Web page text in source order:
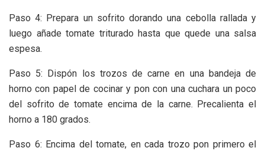
Paso 4: Prepara un sofrito dorando una cebolla rallada y
luego añade tomate triturado hasta que quede una salsa
espesa.
Paso 5: Dispón los trozos de carne en una bandeja de
horno con papel de cocinar y pon con una cuchara un poco
del sofrito de tomate encima de la carne. Precalienta el
horno a 180 grados.
Paso 6: Encima del tomate, en cada trozo pon primero el